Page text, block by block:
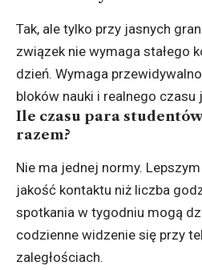
Tak, ale tylko przy jasnych
związek nie wymaga stałego
dzień. Wymaga
bloków nauki i realnego czasu
Ile czasu para
razem?
Nie ma jednej normy.
jakość kontaktu niż liczba
spotkania w tygodniu mogą
codzienne widzenie się przy
zaległościach.